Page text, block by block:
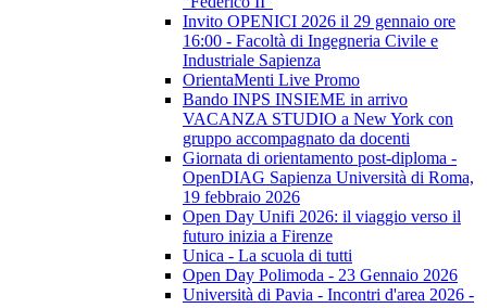
Invito OPENICI 2026 il 29 gennaio ore
16:00 - Facoltà di Ingegneria Civile e
Industriale Sapienza
OrientaMenti Live Promo
Bando INPS INSIEME in arrivo
VACANZA STUDIO a New York con
gruppo accompagnato da docenti
Giornata di orientamento post-diploma -
OpenDIAG Sapienza Università di Roma,
19 febbraio 2026
Open Day Unifi 2026: il viaggio verso il
futuro inizia a Firenze
Unica - La scuola di tutti
Open Day Polimoda - 23 Gennaio 2026
Università di Pavia - Incontri d'area 2026 -